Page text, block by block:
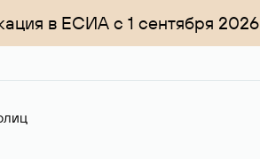
в ЕСИА с 1 сентября 2026